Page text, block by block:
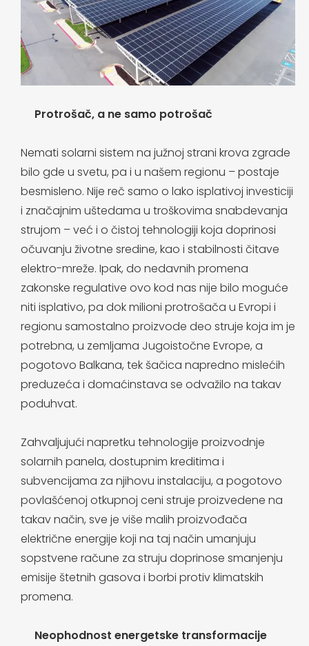
Protrošač, a ne samo potrošač
Nemati solarni sistem na južnoj strani krova zgrade
bilo gde u svetu, pa i u našem regionu – postaje
besmisleno. Nije reč samo o lako isplativoj investiciji
i značajnim uštedama u troškovima snabdevanja
strujom – već i o čistoj tehnologiji koja doprinosi
očuvanju životne sredine, kao i stabilnosti čitave
elektro-mreže. Ipak, do nedavnih promena
zakonske regulative ovo kod nas nije bilo moguće
niti isplativo, pa dok milioni protrošača u Evropi i
regionu samostalno proizvode deo struje koja im je
potrebna, u zemljama Jugoistočne Evrope, a
pogotovo Balkana, tek šačica napredno mislećih
preduzeća i domaćinstava se odvažilo na takav
poduhvat.
Zahvaljujući napretku tehnologije proizvodnje
solarnih panela, dostupnim kreditima i
subvencijama za njihovu instalaciju, a pogotovo
povlašćenoj otkupnoj ceni struje proizvedene na
takav način, sve je više malih proizvođača
električne energije koji na taj način umanjuju
sopstvene račune za struju doprinose smanjenju
emisije štetnih gasova i borbi protiv klimatskih
promena.
Neophodnost energetske transformacije